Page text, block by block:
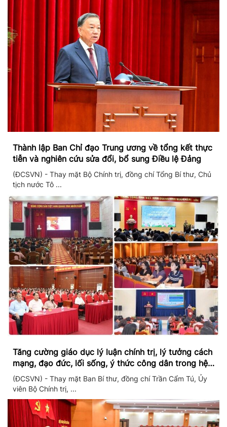
Thành lập Ban Chỉ đạo Trung ương về tổng kết thực
tiễn và nghiên cứu sửa đổi, bổ sung Điều lệ Đảng
(ĐCSVN) - Thay mặt Bộ Chính trị, đồng chí Tổng Bí thư, Chủ
tịch nước Tô ...
Tăng cường giáo dục lý luận chính trị, lý tưởng cách
mạng, đạo đức, lối sống, ý thức công dân trong hệ
thống giáo dục quốc dân
(ĐCSVN) - Thay mặt Ban Bí thư, đồng chí Trần Cẩm Tú, Ủy
viên Bộ Chính trị, ...